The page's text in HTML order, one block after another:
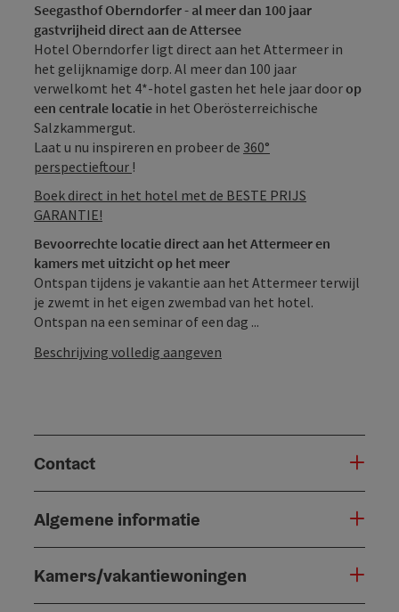
Seegasthof Oberndorfer - al meer dan 100 jaar
gastvrijheid direct aan de Attersee
Hotel Oberndorfer ligt direct aan het Attermeer in
het gelijknamige dorp. Al meer dan 100 jaar
verwelkomt het 4*-hotel gasten het hele jaar doorop
een centrale locatie in het Oberösterreichische
Salzkammergut.
Laat u nu inspireren en probeer de 360°
perspectieftour !
Boek direct in het hotel met de BESTE PRIJS
GARANTIE!
Bevoorrechte locatie direct aan het Attermeer en
kamers met uitzicht op het meer
Ontspan tijdens je vakantie aan het Attermeer terwijl
je zwemt in het eigen zwembad van het hotel.
Ontspan na een seminar of een dag ...
Beschrijving volledig aangeven
Contact
Algemene informatie
Kamers/vakantiewoningen